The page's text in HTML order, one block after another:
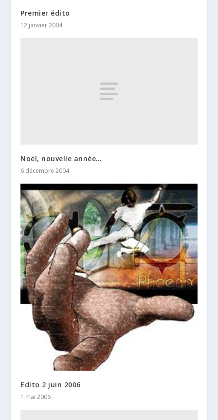
Premier édito
12 janvier 2004
Noël, nouvelle année…
6 décembre 2004
Edito 2 juin 2006
1 mai 2006